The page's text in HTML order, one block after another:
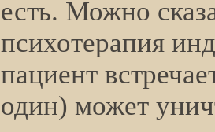
есть. Можно
психотерапия
пациент
один) может